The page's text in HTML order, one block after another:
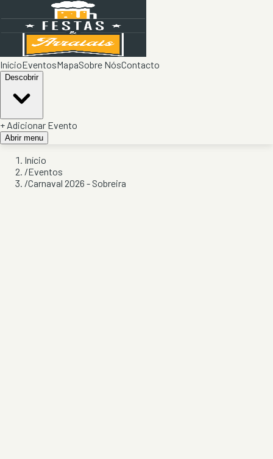
InícioEventosMapaSobre NósContacto
Descobrir
+ Adicionar Evento
Abrir menu
Início
/Eventos
/Carnaval 2026 - Sobreira